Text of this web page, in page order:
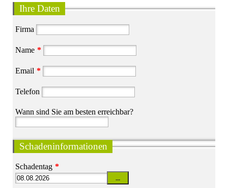
Ihre Daten
Firma
Name *
Email *
Telefon
Wann sind Sie am besten erreichbar?
Schadeninformationen
Schadentag *
...